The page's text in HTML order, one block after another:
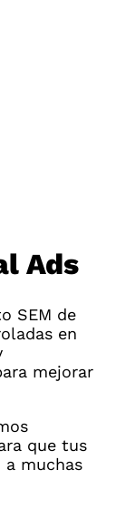
Ads
SEM de
en
mejorar
que tus
a muchas